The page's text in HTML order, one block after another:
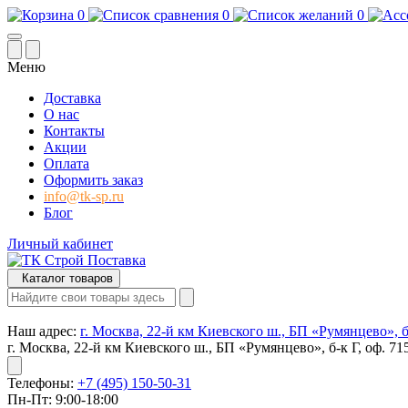
0 0 0
Меню
Доставка
О нас
Контакты
Акции
Оплата
Оформить заказ
info@tk-sp.ru
Блог
Личный кабинет
Каталог товаров
Наш адрес: г. Москва, 22-й км Киевского ш., БП «Румянцево»,
г. Москва, 22-й км Киевского ш., БП «Румянцево», б-к Г, оф.
Телефоны: +7 (495) 150-50-31
Пн-Пт: 9:00-18:00